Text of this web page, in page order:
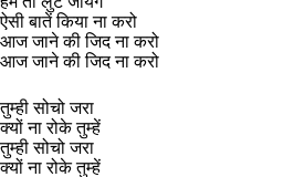
ऐसी बातें किया ना करो
आज जाने की जिद ना करो
आज जाने की जिद ना करो
तुम्ही सोचो जरा
क्यों ना रोके तुम्हें
तुम्ही सोचो जरा
क्यों ना रोके तुम्हें